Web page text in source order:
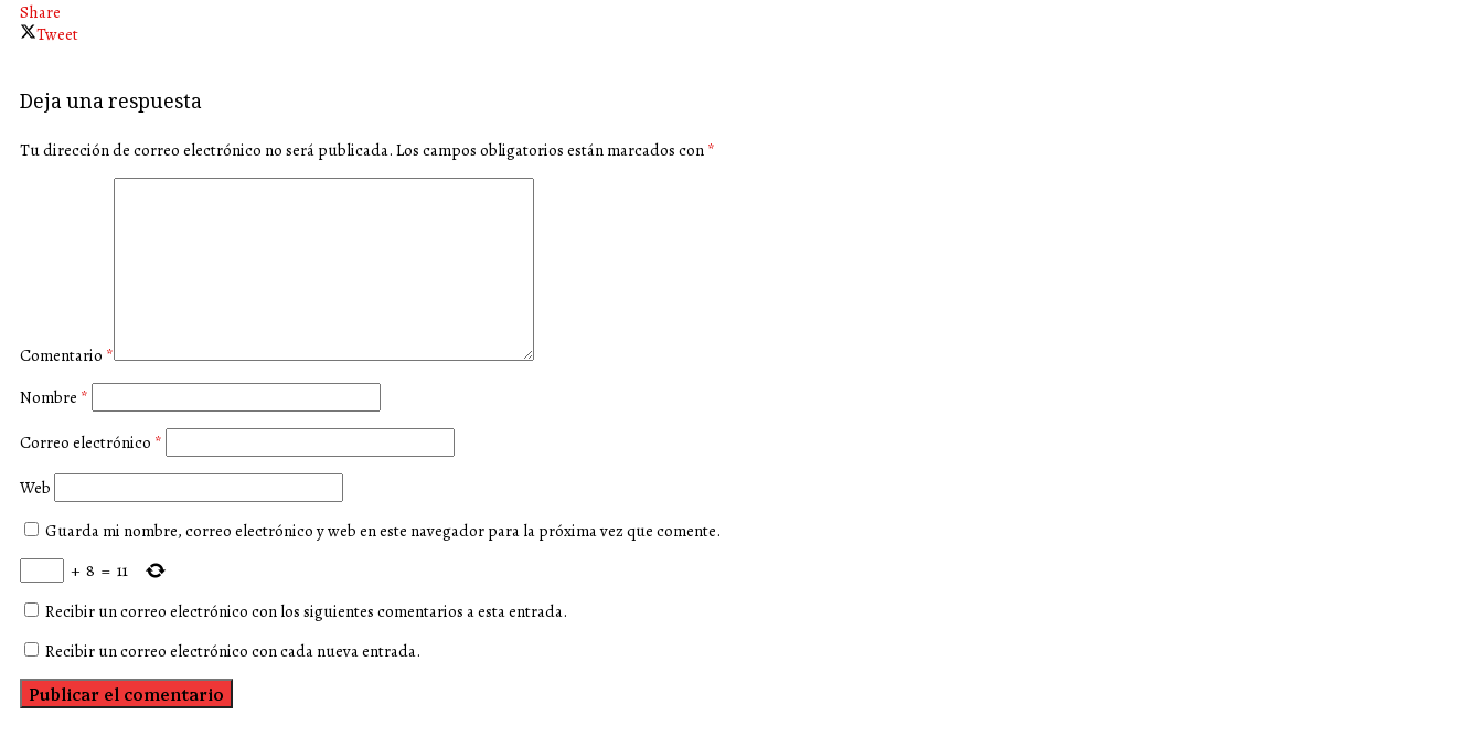
Share
Tweet
Deja una respuesta
Tu dirección de correo electrónico no será publicada. Los campos obligatorios están marcados con *
Comentario *
Nombre *
Correo electrónico *
Web
Guarda mi nombre, correo electrónico y web en este navegador para la próxima vez que comente.
+ 8 = 11
Recibir un correo electrónico con los siguientes comentarios a esta entrada.
Recibir un correo electrónico con cada nueva entrada.